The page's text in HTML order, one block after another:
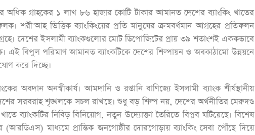
অধিক গ্রাহকের ১ লাখ ৮৬ হাজার কোটি টাকার আমানত দেশের ব্যাংকিং খাতের
শরী'আহ ভিত্তিক ব্যাংকিংয়ের প্রতি মানুষের ক্রমবর্ধমান আগ্রহের প্রতিফলন
দেশের ইসলামী ব্যাংকগুলোর মোট ডিপোজিটের প্রায় ৩৯ শতাংশই এককভাবে
এই বিপুল পরিমাণ আমানত ব্যাংকটিকে দেশের শিল্পায়ন ও অবকাঠামো উন্নয়নে
করে দিচ্ছে।
অবদান অনস্বীকার্য। আমদানি ও রপ্তানি বাণিজ্যে ইসলামী ব্যাংক শীর্ষস্থানীয়
সরবরাহ শৃঙ্খলকে সচল রাখছে। শুধু বড় শিল্প নয়, দেশের অর্থনীতির মেরুদণ্ড
ব্যাংকটির নিবিড় বিনিয়োগ, নতুন উদ্যোক্তা তৈরিতে বিপ্লব ঘটিয়েছে। বিশেষ
(আরডিএস) মাধ্যমে প্রান্তিক জনগোষ্ঠীর দোরগোড়ায় ব্যাংকিং সেবা পৌঁছে দিয়ে